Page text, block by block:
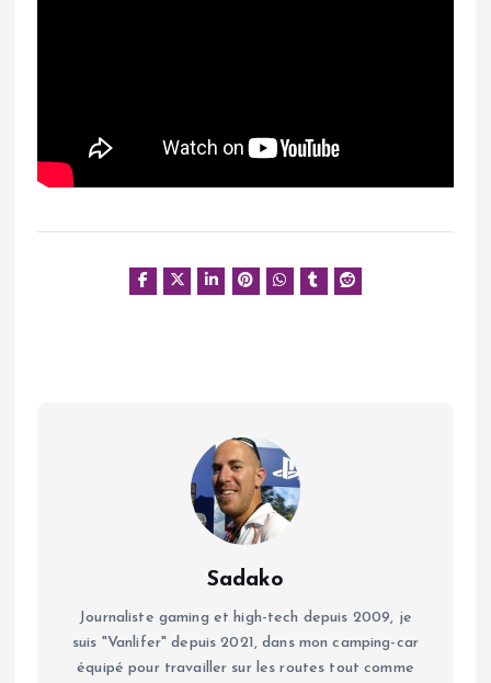
Sadako
Journaliste gaming et high-tech depuis 2009, je
suis "Vanlifer" depuis 2021, dans mon camping-car
équipé pour travailler sur les routes tout comme